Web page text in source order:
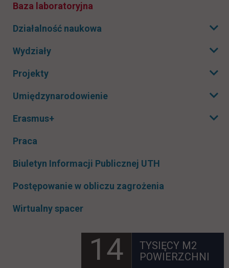
Baza laboratoryjna
Działalność naukowa Rozwiń podmenu
Wydziały Rozwiń podmenu
Projekty Rozwiń podmenu
Umiędzynarodowienie Rozwiń podmenu
Erasmus+
Praca
Biuletyn Informacji Publicznej UTH
Postępowanie w obliczu zagrożenia
Wirtualny spacer
14
TYSIĘCY M2
POWIERZCHNI